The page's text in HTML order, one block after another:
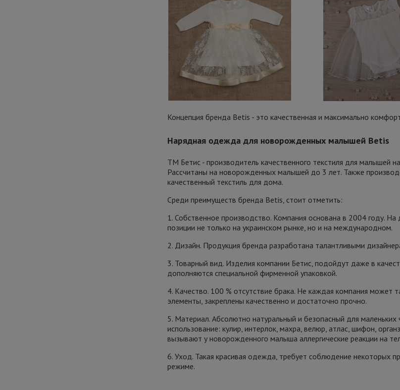
Концепция бренда Betis - это качественная и максимально
Нарядная одежда для новорожденных малышей Betis
ТМ Бетис - производитель качественного текстиля для малышей
Рассчитаны на новорожденных малышей до 3 лет. Также
качественный текстиль для дома.
Среди преимуществ бренда Betis, стоит отметить:
1. Собственное производство. Компания основана в 2004 году.
позиции не только на украинском рынке, но и на международном.
2. Дизайн. Продукция бренда разработана талантливыми
3. Товарный вид. Изделия компании Бетис, подойдут даже в
дополняются специальной фирменной упаковкой.
4. Качество. 100 % отсутствие брака. Не каждая компания может
элементы, закреплены качественно и достаточно прочно.
5. Материал. Абсолютно натуральный и безопасный для
использование: кулир, интерлок, махра, велюр, атлас, шифон,
вызывают у новорожденного малыша аллергические реакции на
6. Уход. Такая красивая одежда, требует соблюдение некоторых
режиме.